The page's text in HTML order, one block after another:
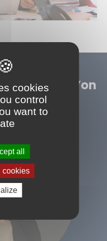
sur-Yon
cookies
control
want to
all
cookies